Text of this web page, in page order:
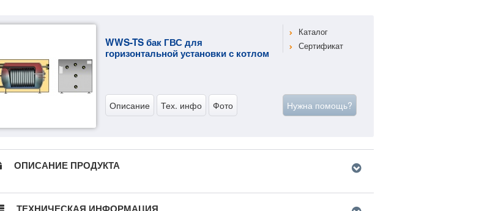
WWS-TS бак ГВС для
горизонтальной установки с котлом
Описание Тех. инфо Фото
Каталог
Сертификат
Нужна помощь?
ОПИСАНИЕ ПРОДУКТА